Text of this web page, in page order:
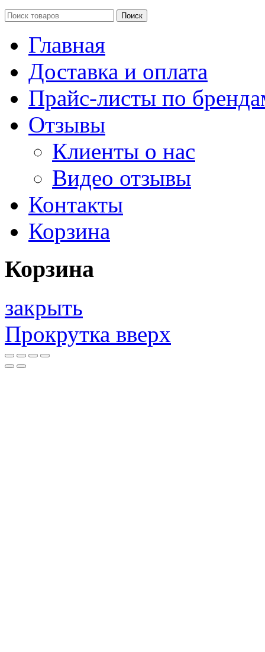
Поиск
Главная
Доставка и оплата
Прайс-листы по
Отзывы
Клиенты о нас
Видео отзывы
Контакты
Корзина
Корзина
закрыть
Прокрутка вверх